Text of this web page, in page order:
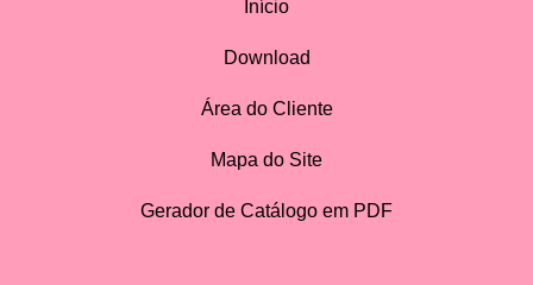
Início
Download
Área do Cliente
Mapa do Site
Gerador de Catálogo em PDF